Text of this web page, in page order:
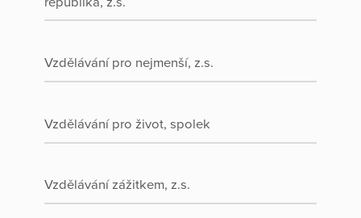
Vzdělávání pro nejmenší, z.s.
Vzdělávání pro život, spolek
Vzdělávání zážitkem, z.s.